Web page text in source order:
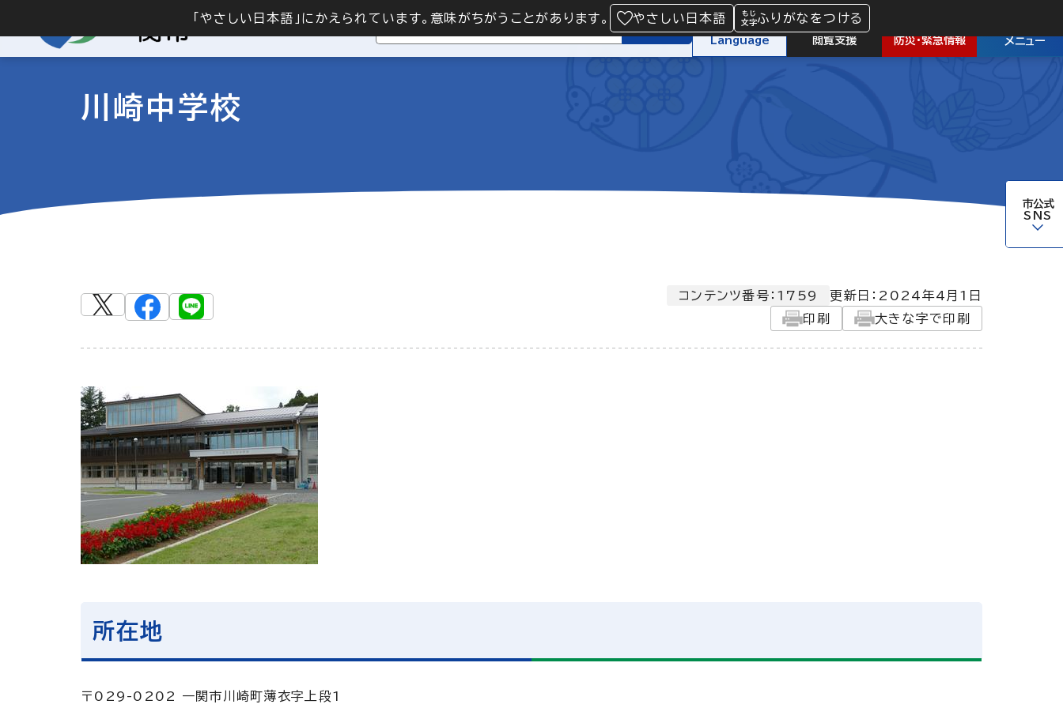
「やさしい日本語」にかえられています。意味がちがうことがあります。 やさしい日本語 ふりがなをつける
検索
Language 閲覧支援 防災・緊急情報 メニュー
市公式
SNS
川崎中学校
コンテンツ番号：1759 更新日： 2024年4月1日
印刷
大きな字で印刷
所在地
〒029-0202 一関市川崎町薄衣字上段1